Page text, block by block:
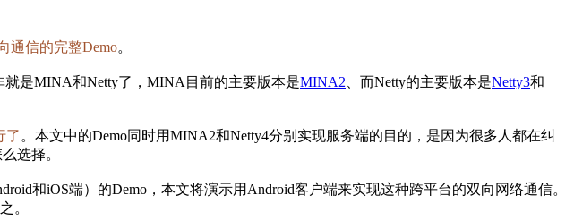
通信的完整Demo。
是MINA和Netty了，MINA目前的主要版本是MINA2 、而Netty的主要版本是Netty3和
了 。本文中的Demo同时用MINA2和Netty4分别实现服务端的目的，是因为很多人都在纠
选择。
和iOS端）的Demo，本文将演示用Android客户端来实现这种跨平台的双向网络通信。
。